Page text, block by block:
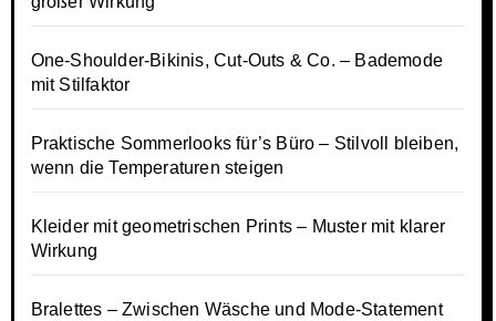
One-Shoulder-Bikinis, Cut-Outs & Co. – Bademode
mit Stilfaktor
Praktische Sommerlooks für’s Büro – Stilvoll bleiben,
wenn die Temperaturen steigen
Kleider mit geometrischen Prints – Muster mit klarer
Wirkung
Bralettes – Zwischen Wäsche und Mode-Statement